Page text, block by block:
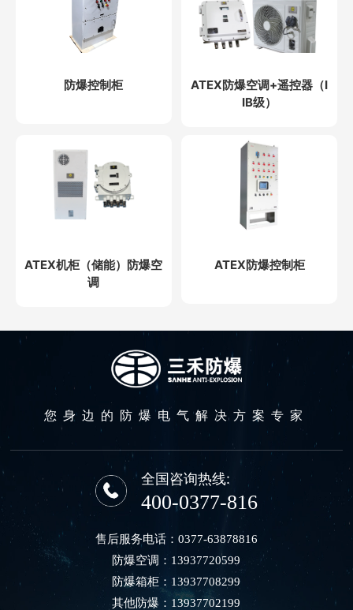
防爆控制柜
ATEX防爆空调+遥控器（I
IB级）
ATEX机柜（储能）防爆空
调
ATEX防爆控制柜
您身边的防爆电气解决方案专家
全国咨询热线:
400-0377-816
售后服务电话： 0377-63878816
防爆空调： 13937720599
防爆箱柜： 13937708299
其他防爆： 13937702199